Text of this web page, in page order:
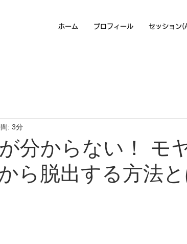
ホーム プロフィール セッション
分からない！ モ
ら脱出する方法
: 3分